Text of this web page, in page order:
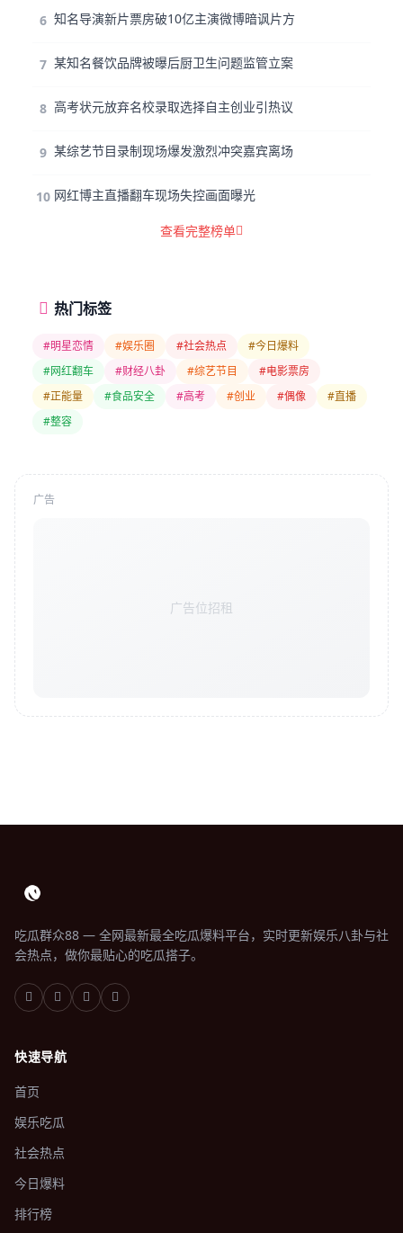
6 知名导演新片票房破10亿主演微博暗讽片方
7 某知名餐饮品牌被曝后厨卫生问题监管立案
8 高考状元放弃名校录取选择自主创业引热议
9 某综艺节目录制现场爆发激烈冲突嘉宾离场
10 网红博主直播翻车现场失控画面曝光
查看完整榜单
热门标签
#明星恋情 #娱乐圈 #社会热点
#今日爆料
#网红翻车
#财经八卦 #综艺节目
#电影票房
#正能量
#食品安全 #高考 #创业 #偶像
#直播
#整容
广告
广告位招租
吃瓜群众88 — 全网最新最全吃瓜爆料平台，实时更新娱乐八卦与社
会热点，做你最贴心的吃瓜搭子。
快速导航
首页
娱乐吃瓜
社会热点
今日爆料
排行榜